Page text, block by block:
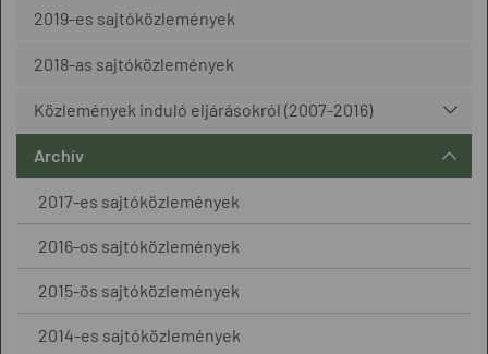
2019-es sajtóközlemények
2018-as sajtóközlemények
Közlemények induló eljárásokról (2007-2016)
Archív
2017-es sajtóközlemények
2016-os sajtóközlemények
2015-ös sajtóközlemények
2014-es sajtóközlemények